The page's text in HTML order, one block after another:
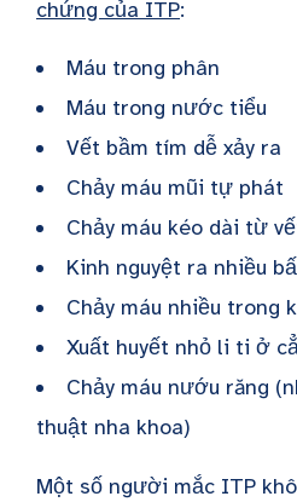
chứng của ITP:
Máu trong phân
Máu trong nước tiểu
Vết bầm tím dễ xảy ra
Chảy máu mũi tự phát
Chảy máu kéo dài từ
Kinh nguyệt ra nhiều
Chảy máu nhiều trong
Xuất huyết nhỏ li ti ở
Chảy máu nướu răng
thuật nha khoa)
Một số người mắc ITP